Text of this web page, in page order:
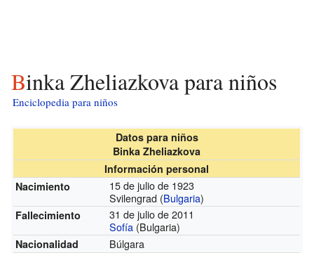
Binka Zheliazkova para niños
Enciclopedia para niños
Datos para niños
Binka Zheliazkova
Información personal
Nacimiento
15 de julio de 1923
Svilengrad (Bulgaria)
Fallecimiento
31 de julio de 2011
Sofía (Bulgaria)
Nacionalidad Búlgara